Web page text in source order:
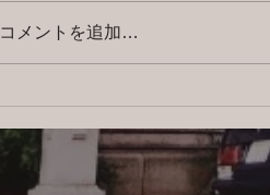
日目〜
コメントを追加…